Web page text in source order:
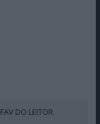
FAV DO LEITOR